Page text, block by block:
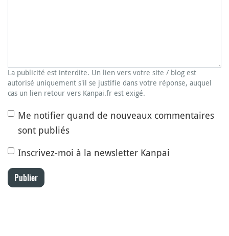
La publicité est interdite. Un lien vers votre site / blog est
autorisé uniquement s'il se justifie dans votre réponse, auquel
cas un lien retour vers Kanpai.fr est exigé.
Me notifier quand de nouveaux commentaires
sont publiés
Inscrivez-moi à la newsletter Kanpai
Publier